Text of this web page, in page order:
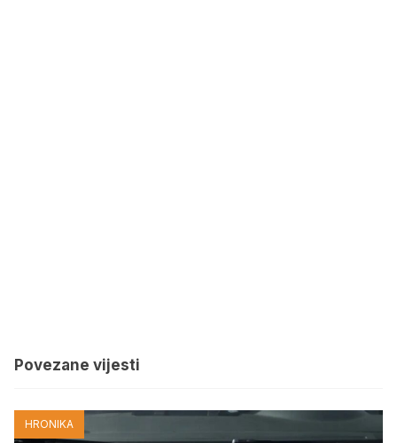
Povezane vijesti
HRONIKA